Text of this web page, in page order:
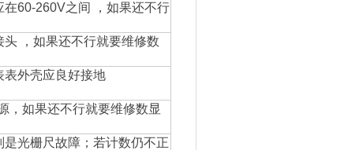
在60-260V之间 ， 如果还不行
头 ， 如果还不行就要维修数
表外壳应良好接地
， 如果还不行就要维修数显
是光栅尺故障；若计数仍不正